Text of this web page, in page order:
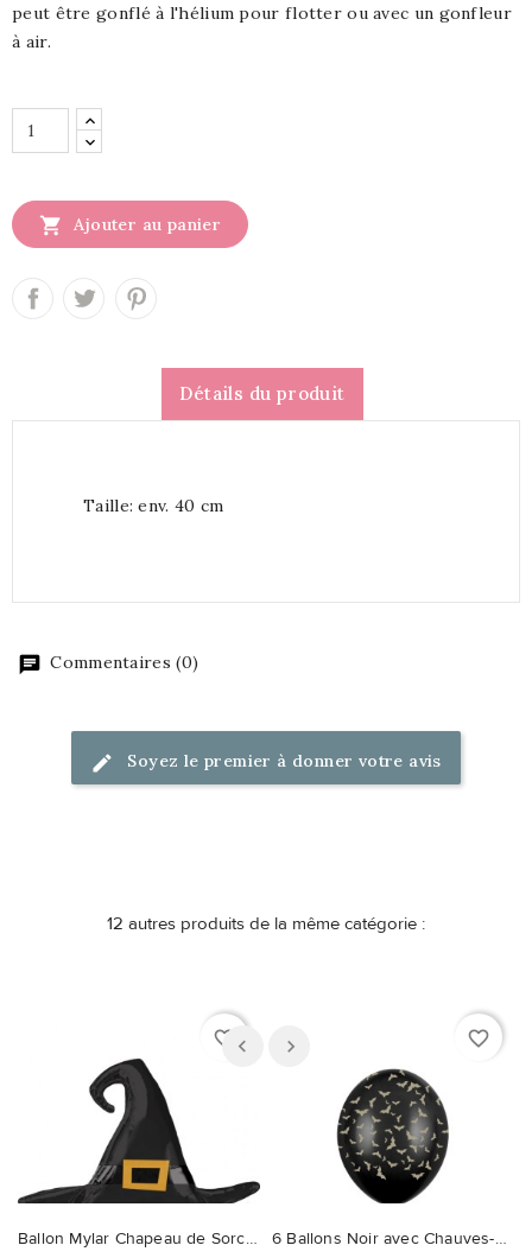
peut être gonflé à l'hélium pour flotter ou avec un gonfleur
à air.
 Ajouter au panier
Détails du produit
Taille: env. 40 cm
Commentaires (0)
Soyez le premier à donner votre avis
12 autres produits de la même catégorie :
favorite_border
Ballon Mylar Chapeau de Sorcière Noir satin
favorite_border
6 Ballons Noir avec Chauves-Souris